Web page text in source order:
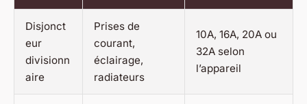
Disjonct
eur
divisionn
aire
Prises de
courant,
éclairage,
radiateurs
10A, 16A, 20A ou
32A selon
l’appareil